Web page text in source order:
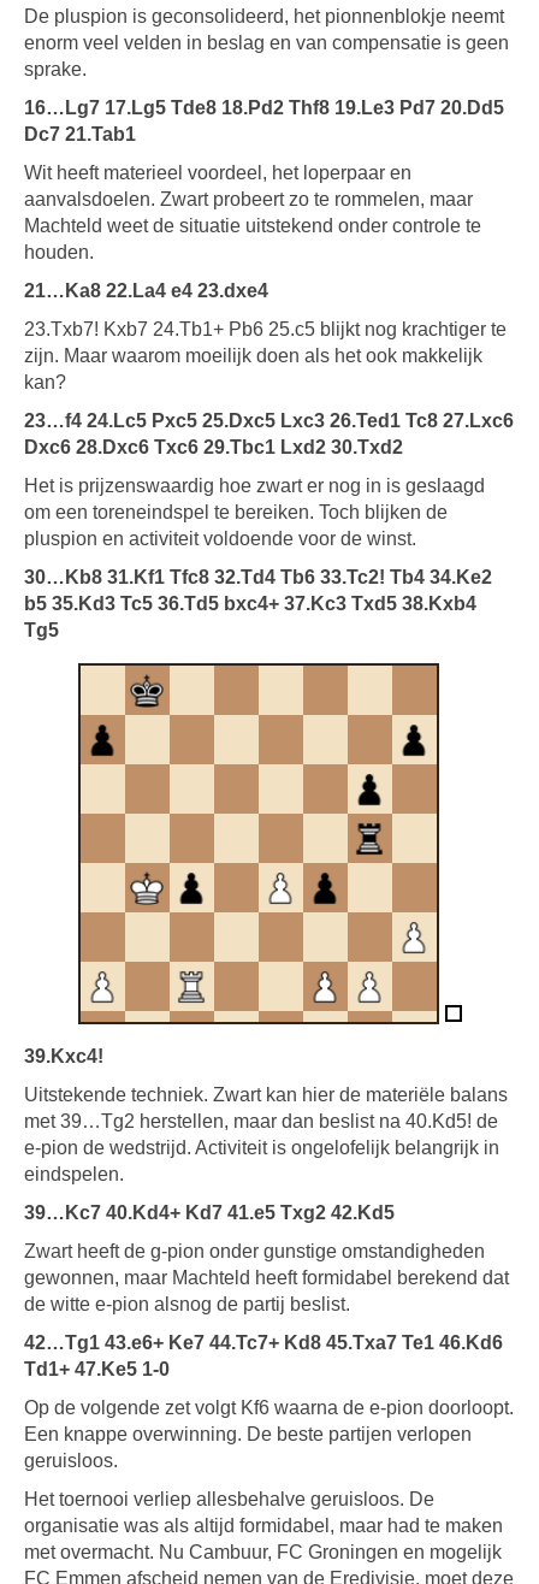
De pluspion is geconsolideerd, het pionnenblokje neemt
enorm veel velden in beslag en van compensatie is geen
sprake.
16…Lg7 17.Lg5 Tde8 18.Pd2 Thf8 19.Le3 Pd7 20.Dd5
Dc7 21.Tab1
Wit heeft materieel voordeel, het loperpaar en
aanvalsdoelen. Zwart probeert zo te rommelen, maar
Machteld weet de situatie uitstekend onder controle te
houden.
21…Ka8 22.La4 e4 23.dxe4
23.Txb7! Kxb7 24.Tb1+ Pb6 25.c5 blijkt nog krachtiger te
zijn. Maar waarom moeilijk doen als het ook makkelijk
kan?
23…f4 24.Lc5 Pxc5 25.Dxc5 Lxc3 26.Ted1 Tc8 27.Lxc6
Dxc6 28.Dxc6 Txc6 29.Tbc1 Lxd2 30.Txd2
Het is prijzenswaardig hoe zwart er nog in is geslaagd
om een toreneindspel te bereiken. Toch blijken de
pluspion en activiteit voldoende voor de winst.
30…Kb8 31.Kf1 Tfc8 32.Td4 Tb6 33.Tc2! Tb4 34.Ke2
b5 35.Kd3 Tc5 36.Td5 bxc4+ 37.Kc3 Txd5 38.Kxb4
Tg5
39.Kxc4!
Uitstekende techniek. Zwart kan hier de materiële balans
met 39…Tg2 herstellen, maar dan beslist na 40.Kd5! de
e-pion de wedstrijd. Activiteit is ongelofelijk belangrijk in
eindspelen.
39…Kc7 40.Kd4+ Kd7 41.e5 Txg2 42.Kd5
Zwart heeft de g-pion onder gunstige omstandigheden
gewonnen, maar Machteld heeft formidabel berekend dat
de witte e-pion alsnog de partij beslist.
42…Tg1 43.e6+ Ke7 44.Tc7+ Kd8 45.Txa7 Te1 46.Kd6
Td1+ 47.Ke5 1-0
Op de volgende zet volgt Kf6 waarna de e-pion doorloopt.
Een knappe overwinning. De beste partijen verlopen
geruisloos.
Het toernooi verliep allesbehalve geruisloos. De
organisatie was als altijd formidabel, maar had te maken
met overmacht. Nu Cambuur, FC Groningen en mogelijk
FC Emmen afscheid nemen van de Eredivisie, moet deze